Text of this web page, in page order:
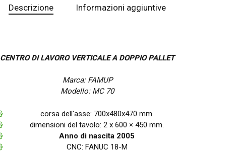
Descrizione Informazioni aggiuntive
CENTRO DI LAVORO VERTICALE A DOPPIO PALLET
Marca: FAMUP
Modello: MC 70
corsa dell'asse: 700x480x470 mm.
dimensioni del tavolo: 2 x 600 × 450 mm.
Anno di nascita 2005
CNC: FANUC 18-M